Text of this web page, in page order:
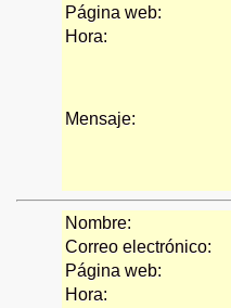
Página web:
Hora:
Mensaje:
Nombre:
Correo electrónico:
Página web:
Hora: